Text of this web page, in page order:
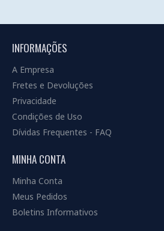
INFORMAÇÕES
A Empresa
Fretes e Devoluções
Privacidade
Condições de Uso
Dívidas Frequentes - FAQ
MINHA CONTA
Minha Conta
Meus Pedidos
Boletins Informativos